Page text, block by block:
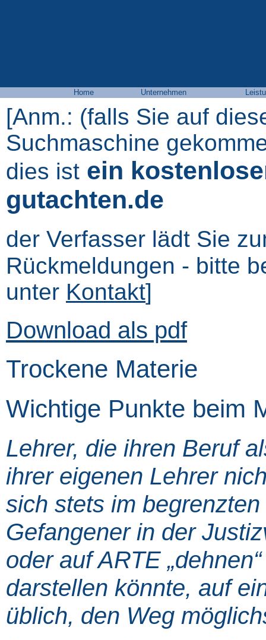
Home Unternehmen
[Anm.: (falls Sie auf
Suchmaschine
dies ist ein
gutachten.de
der Verfasser lädt Sie
Rückmeldungen - bitte
unter Kontakt]
Download als pdf
Trockene Materie
Wichtige Punkte beim
Lehrer, die ihren Beruf
ihrer eigenen Lehrer
sich stets im
Gefangener in der
oder auf ARTE
darstellen könnte, auf
üblich, den Weg